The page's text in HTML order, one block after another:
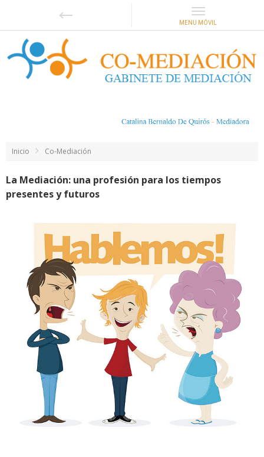
Inicio Co-Mediación
La Mediación: una profesión para los tiempos
presentes y futuros